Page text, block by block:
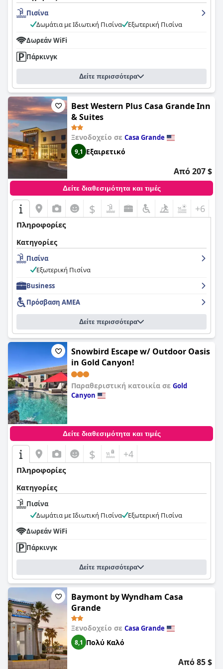
Πισίνα
Δωμάτια με Ιδιωτική Πισίνα
Εξωτερική Πισίνα
Δωρεάν WiFi
Πάρκινγκ
Δείτε περισσότερα
Best Western Plus Casa Grande Inn
& Suites
Ξενοδοχείο σε Casa Grande
9,1 Εξαιρετικό
Από 207 $
Δείτε διαθεσιμότητα και τιμές
$ +6
Πληροφορίες
Κατηγορίες
Πισίνα
Εξωτερική Πισίνα
Business
Πρόσβαση ΑΜΕΑ
Δείτε περισσότερα
Snowbird Escape w/ Outdoor Oasis
in Gold Canyon!
Παραθεριστική κατοικία σε Gold
Canyon
Δείτε διαθεσιμότητα και τιμές
$ +4
Πληροφορίες
Κατηγορίες
Πισίνα
Δωμάτια με Ιδιωτική Πισίνα
Εξωτερική Πισίνα
Δωρεάν WiFi
Πάρκινγκ
Δείτε περισσότερα
Baymont by Wyndham Casa
Grande
Ξενοδοχείο σε Casa Grande
8,1 Πολύ Καλό
Από 85 $